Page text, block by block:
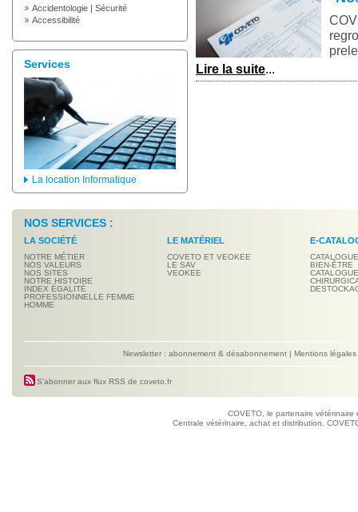
Accidentologie | Sécurité
Accessibilité
Services
La location Informatique
Lire la suite...
NOS SERVICES :
LA SOCIÉTÉ
NOTRE MÉTIER
NOS VALEURS
NOS SITES
NOTRE HISTOIRE
INDEX ÉGALITÉ
PROFESSIONNELLE FEMME
HOMME
LE MATÉRIEL
COVETO ET VEOKEE
LE SAV
VEOKEE
E-
BIEN-ÊTRE
Newsletter : abonnement & désabonnement | Mentions légales
S'abonner aux flux RSS de coveto.fr
COVETO, le partenaire
Centrale vétérinaire, achat et distribution,